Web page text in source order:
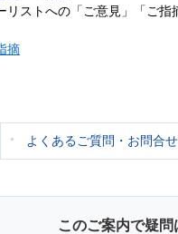
ストへの「ご意見」「ご指
摘
よくあるご質問・お問合せ
このご案内で疑